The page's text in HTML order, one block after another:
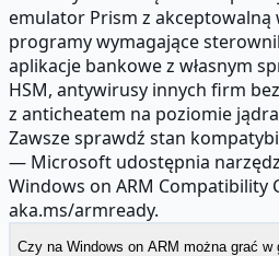
emulator Prism z akceptowalną
programy wymagające
aplikacje bankowe z własnym
HSM, antywirusy innych firm
z anticheatem na poziomie jądra
Zawsze sprawdź stan
— Microsoft udostępnia
Windows on ARM Compatibility
aka.ms/armready.
Czy na Windows on ARM można grać w